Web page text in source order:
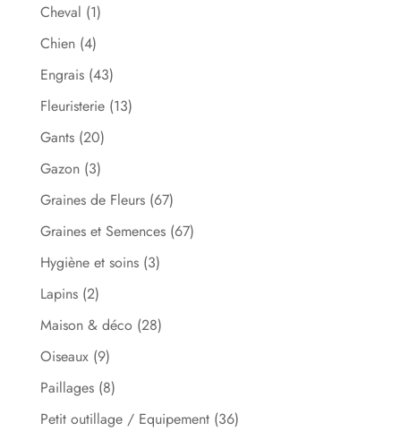
Cheval (1)
Chien (4)
Engrais (43)
Fleuristerie (13)
Gants (20)
Gazon (3)
Graines de Fleurs (67)
Graines et Semences (67)
Hygiène et soins (3)
Lapins (2)
Maison & déco (28)
Oiseaux (9)
Paillages (8)
Petit outillage / Equipement (36)